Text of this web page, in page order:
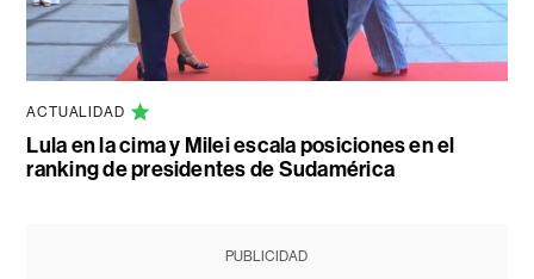
ACTUALIDAD
Lula en la cima y Milei escala posiciones en el
ranking de presidentes de Sudamérica
PUBLICIDAD